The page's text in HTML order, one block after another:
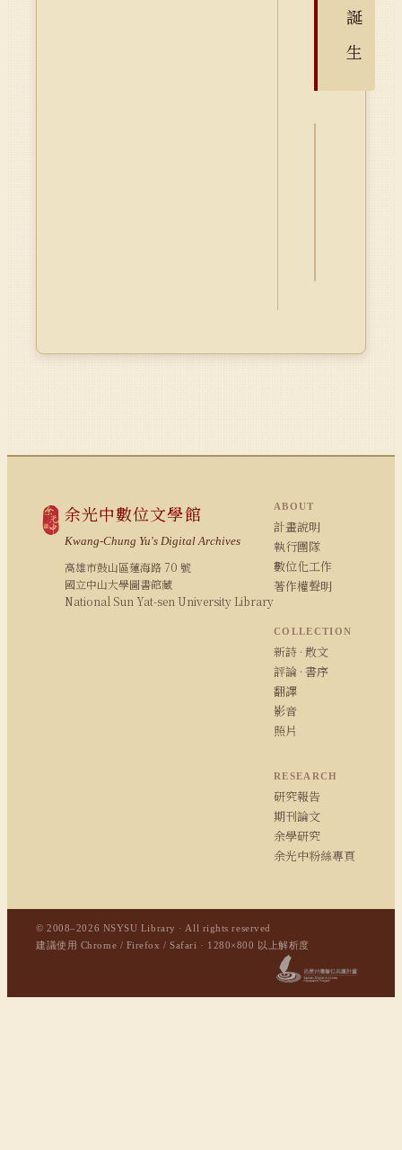
誕
生
余光中數位文學館
Kwang-Chung Yu's Digital Archives
高雄市鼓山區蓮海路 70 號
國立中山大學圖書館藏
National Sun Yat-sen University Library
ABOUT
計畫說明
執行團隊
數位化工作
著作權聲明
COLLECTION
新詩 · 散文
評論 · 書序
翻譯
影音
照片
RESEARCH
研究報告
期刊論文
余學研究
余光中粉絲專頁
© 2008–2026 NSYSU Library · All rights reserved
建議使用 Chrome / Firefox / Safari · 1280×800 以上解析度